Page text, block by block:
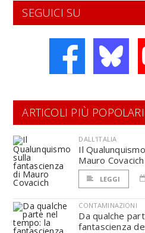
SEGUICI SU
ARTICOLI PIÙ POPOLARI
DALL'ITALIA
Il
Mauro Covacich
LEGGI
CONTAMINAZIONI
Da qualche
fantascienza